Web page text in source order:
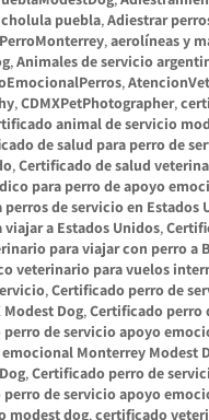
puebla, Adiestrar
, aerolíneas y
, Animales de servicio
,
, CDMXPetPhotographer,
animal de servicio
de salud para perro de
, Certificado de salud
para perro de apoyo
de servicio en Estados
a Estados Unidos,
para viajar con perro a
veterinario para vuelos
, Certificado perro de
Dog, Certificado perro
de servicio apoyo
Monterrey Modest
, Certificado perro de
de servicio apoyo
modest dog, certificado